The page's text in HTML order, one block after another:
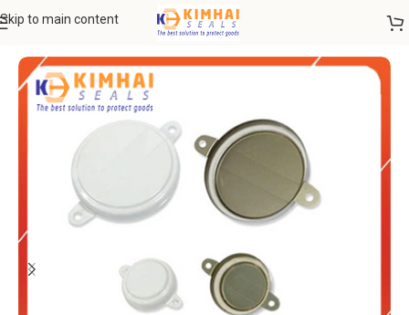
Skip to main content
VẬT TƯ THIẾT BỊ Nắp niêm phong thùng phuy